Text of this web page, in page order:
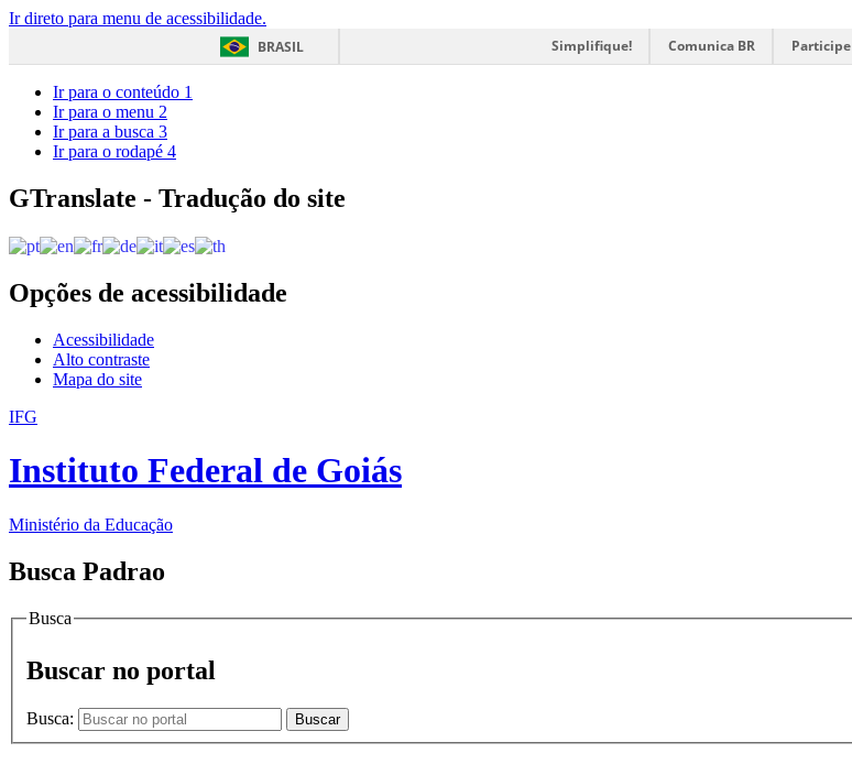
Ir direto para menu de acessibilidade.
BRASIL
Simplifique! Comunica BR Participe
Ir para o conteúdo 1
Ir para o menu 2
Ir para a busca 3
Ir para o rodapé 4
GTranslate - Tradução do site
Opções de acessibilidade
Acessibilidade
Alto contraste
Mapa do site
IFG
Instituto Federal de Goiás
Ministério da Educação
Busca Padrao
Busca
Buscar no portal
Busca: Buscar